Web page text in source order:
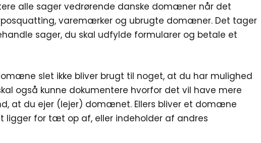
alle sager vedrørende danske domæner når det
varemærker og ubrugte domæner. Det tager
sager, du skal udfylde formularer og betale et
slet ikke bliver brugt til noget, at du har mulighed
også kunne dokumentere hvorfor det vil have mere
at du ejer (lejer) domænet. Ellers bliver et domæne
ligger for tæt op af, eller indeholder af andres